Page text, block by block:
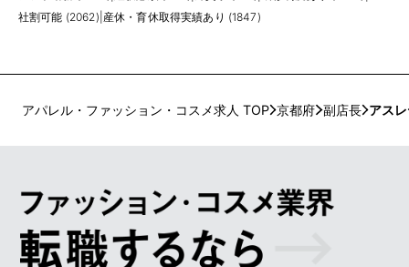
社割可能 (2062) 産休・育休取得実績あり (1847)
アパレル・ファッション・コスメ求人 TOP 京都府 副店長 アス